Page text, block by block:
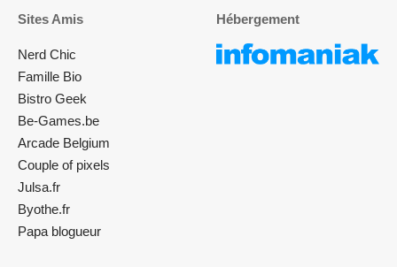
Sites Amis
Nerd Chic
Famille Bio
Bistro Geek
Be-Games.be
Arcade Belgium
Couple of pixels
Julsa.fr
Byothe.fr
Papa blogueur
Hébergement